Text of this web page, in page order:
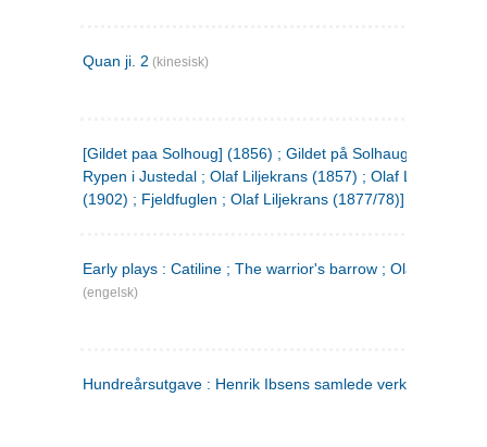
Quan ji. 2 (kinesisk)
[Gildet paa Solhoug] (1856) ; Gildet på Solhaug (1883) ;
Rypen i Justedal ; Olaf Liljekrans (1857) ; Olaf Liljekrans
(1902) ; Fjeldfuglen ; Olaf Liljekrans (1877/78)]
Early plays : Catiline ; The warrior's barrow ; Olaf Liljekrans
(engelsk)
Hundreårsutgave : Henrik Ibsens samlede verker. 3